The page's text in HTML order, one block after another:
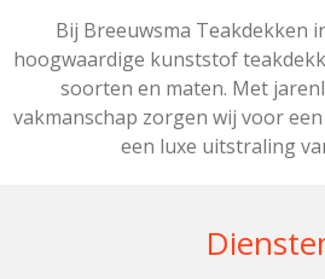
Bij Breeuwsma Teakdekken
hoogwaardige kunststof
soorten en maten. Met
vakmanschap zorgen wij voor
een luxe uitstraling